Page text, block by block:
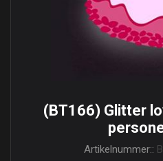
(BT166) Glitter
Artikelnummer::